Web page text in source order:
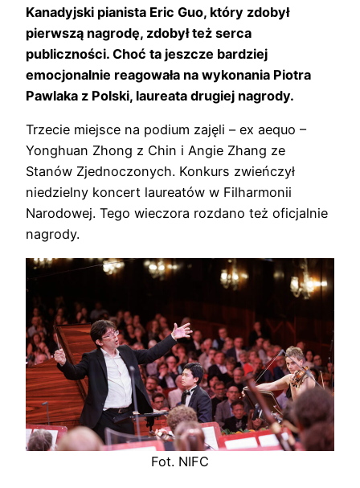
Kanadyjski pianista Eric Guo, który zdobył
pierwszą nagrodę, zdobył też serca
publiczności. Choć ta jeszcze bardziej
emocjonalnie reagowała na wykonania Piotra
Pawlaka z Polski, laureata drugiej nagrody.
Trzecie miejsce na podium zajęli – ex aequo –
Yonghuan Zhong z Chin i Angie Zhang ze
Stanów Zjednoczonych. Konkurs zwieńczył
niedzielny koncert laureatów w Filharmonii
Narodowej. Tego wieczora rozdano też oficjalnie
nagrody.
Fot. NIFC